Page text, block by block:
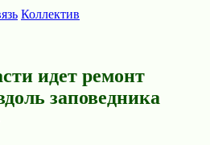
Коллектив
идет ремонт
заповедника